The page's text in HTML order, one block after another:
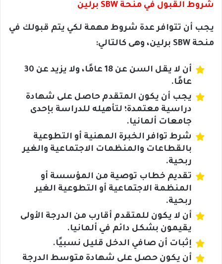
شروط القبول في منحة SBW برلين
يجب أن تتوافر عدة شروط مهمة لكي يتم قبولك في
منحة SBW برلين، وهى كالتالي:
أن لا يقل السن عن 18 عامًا، ولا يزيد عن 30
عامًا.
يجب أن يكون المتقدم حاصل على شهادة
دراسية معتمدة؛ لتأهيله للدراسة بإحدى
جامعات ألمانيا.
شرط توافر الخبرة المهنية أو التطوعية
بالقطاعات والمنظمات الاجتماعية والغير
ربحية.
تقديم خطاب توصية من المؤسسة أو
المنظمة الاجتماعية أو التطوعية الغير
ربحية.
أن لا يكون للمتقدم أقارب من الدرجة الأولى
يقيمون بشكل دائم في ألمانيا.
إثبات أن صافي الدخل قليل نسبيًا.
أن يكون حصل على شهادة متوسط الدرجة